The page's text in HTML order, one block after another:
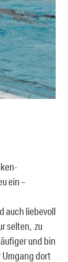
ein –
auch liebevoll
selten, zu
und bin
Umgang dort